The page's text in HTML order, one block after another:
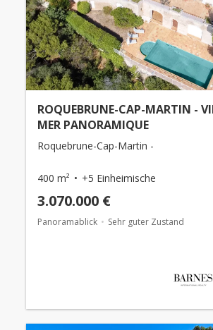
ROQUEBRUNE-CAP-MARTIN -
MER PANORAMIQUE
Roquebrune-Cap-Martin -
400 m² +5 Einheimische
3.070.000 €
Panoramablick Sehr guter Zustand